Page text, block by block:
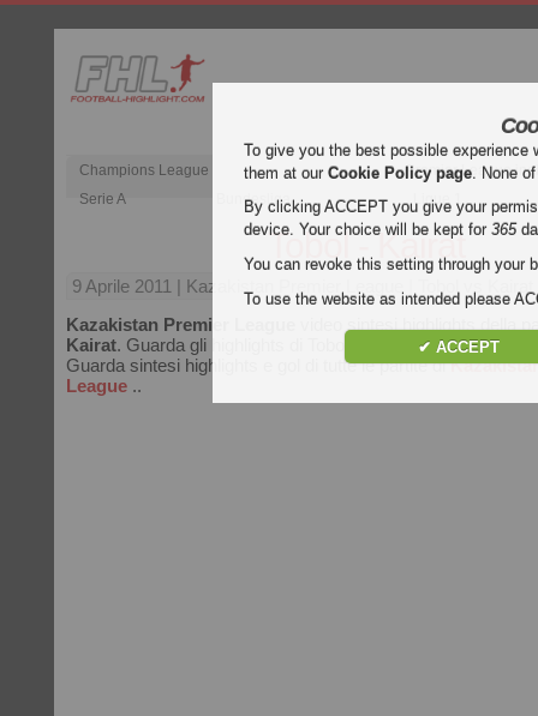
Champions League
Premier League
Serie A
Bundesliga Ligue 1
Tobol - Kairat
9 Aprile 2011 | Kazakistan Premier League | Tobol vs
Kazakistan Premier League
video sintesi highlights della
Kairat. Guarda gli highlights di Tobol - Kairat gratis su
Guarda sintesi highlights e gol di tutte le partite di
League ..
To give you the best possible
them at ourCookie Policy page. None
By clicking ACCEPT you give your
device. Your choice will be kept for365
You can revoke this setting through your
To use the website as intended please
✔ ACCEPT